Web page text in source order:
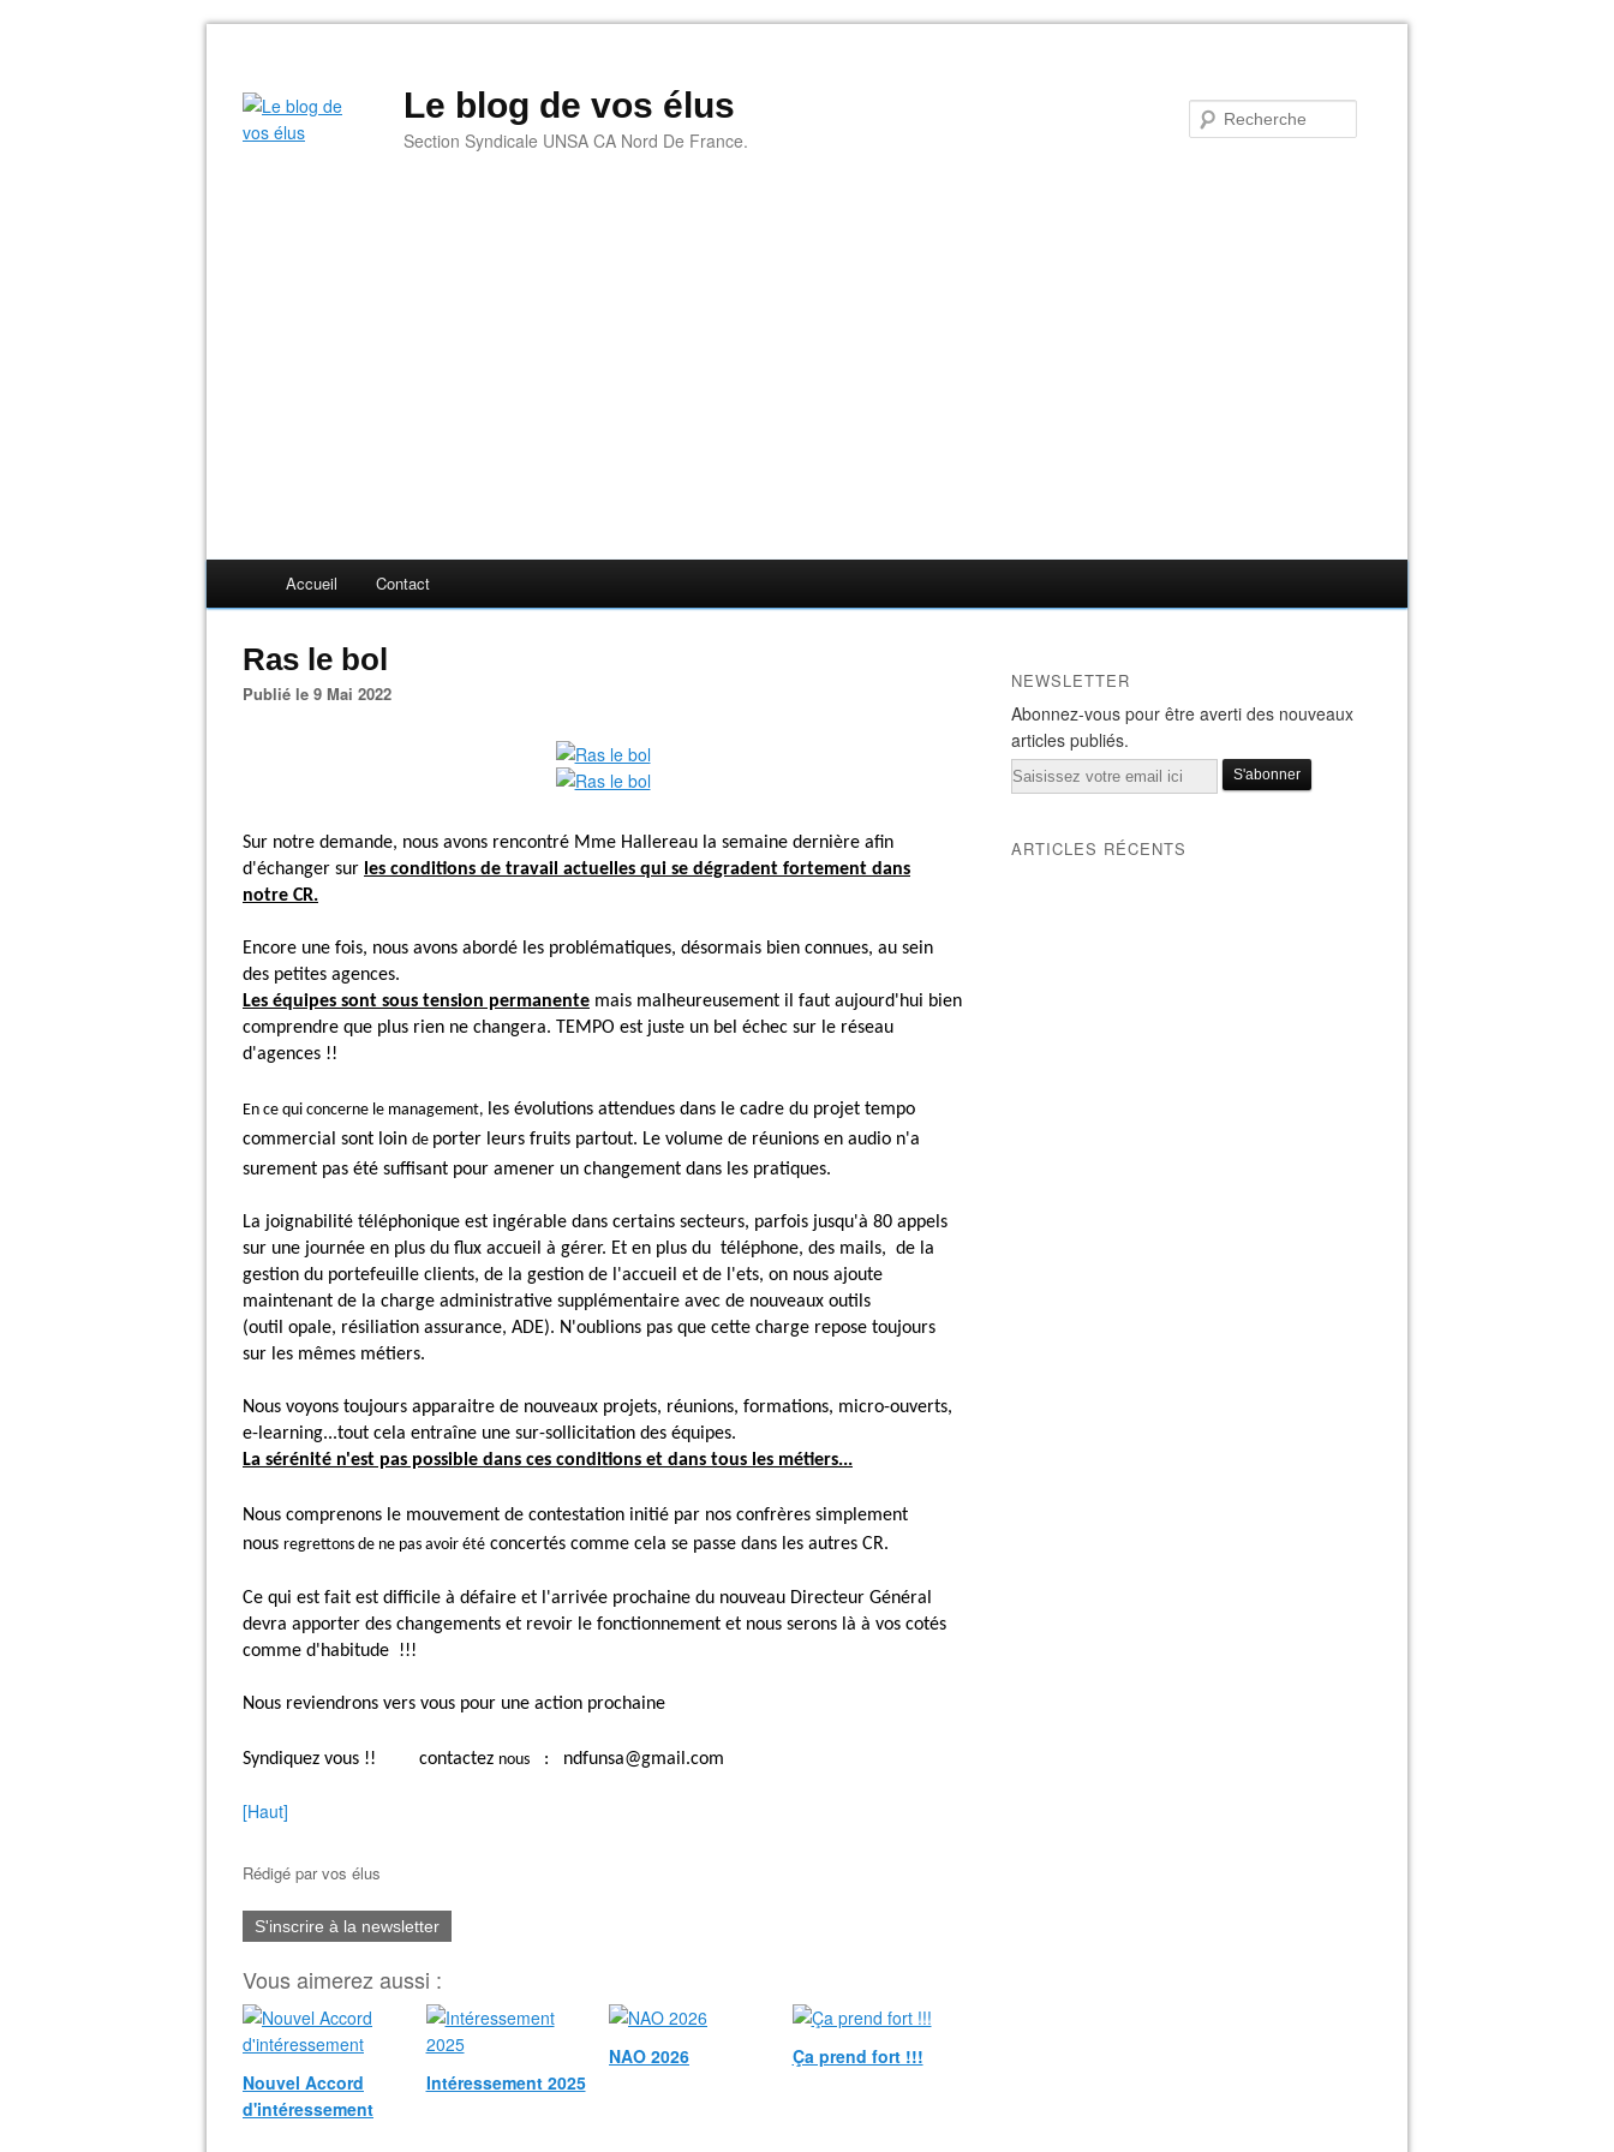
Le blog de vos élus
Section Syndicale UNSA CA Nord De France.
Accueil Contact
Ras le bol
Publié le 9 Mai 2022
Sur notre demande, nous avons rencontré Mme Hallereau la semaine dernière afin
d'échanger sur les conditions de travail actuelles qui se dégradent fortement dans
notre CR.
Encore une fois, nous avons abordé les problématiques, désormais bien connues, au sein
des petites agences.
Les équipes sont sous tension permanente mais malheureusement il faut aujourd'hui bien
comprendre que plus rien ne changera. TEMPO est juste un bel échec sur le réseau
d'agences !!
En ce qui concerne le management, les évolutions attendues dans le cadre du projet tempo
commercial sont loin de porter leurs fruits partout. Le volume de réunions en audio n'a
surement pas été suffisant pour amener un changement dans les pratiques.
La joignabilité téléphonique est ingérable dans certains secteurs, parfois jusqu'à 80 appels
sur une journée en plus du flux accueil à gérer. Et en plus du téléphone, des mails, de la
gestion du portefeuille clients, de la gestion de l'accueil et de l'ets, on nous ajoute
maintenant de la charge administrative supplémentaire avec de nouveaux outils
(outil opale, résiliation assurance, ADE). N'oublions pas que cette charge repose toujours
sur les mêmes métiers.
Nous voyons toujours apparaitre de nouveaux projets, réunions, formations, micro-ouverts,
e-learning...tout cela entraîne une sur-sollicitation des équipes.
La sérénité n'est pas possible dans ces conditions et dans tous les métiers...
Nous comprenons le mouvement de contestation initié par nos confrères simplement
nous regrettons de ne pas avoir été concertés comme cela se passe dans les autres CR.
Ce qui est fait est difficile à défaire et l'arrivée prochaine du nouveau Directeur Général
devra apporter des changements et revoir le fonctionnement et nous serons là à vos cotés
comme d'habitude !!!
Nous reviendrons vers vous pour une action prochaine
Syndiquez vous !! contactez nous : ndfunsa@gmail.com
[Haut]
Rédigé parvos élus
S'inscrire à la newsletter
Vous aimerez aussi :
Nouvel Accord
d'intéressement
Intéressement 2025
NAO 2026 Ça prend fort !!!
NEWSLETTER
Abonnez-vous pour être averti des nouveaux
articles publiés.
Email
ARTICLES RÉCENTS